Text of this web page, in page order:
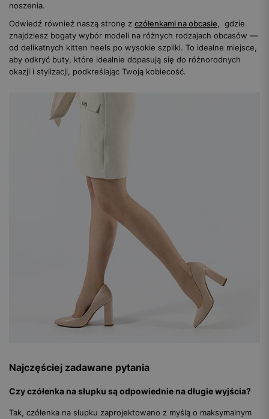
noszenia.
Odwiedź również naszą stronę z czółenkami na obcasie, gdzie
znajdziesz bogaty wybór modeli na różnych rodzajach obcasów —
od delikatnych kitten heels po wysokie szpilki. To idealne miejsce,
aby odkryć buty, które idealnie dopasują się do różnorodnych
okazji i stylizacji, podkreślając Twoją kobiecość.
Najczęściej zadawane pytania
Czy czółenka na słupku są odpowiednie na długie wyjścia?
Tak, czółenka na słupku zaprojektowano z myślą o maksymalnym